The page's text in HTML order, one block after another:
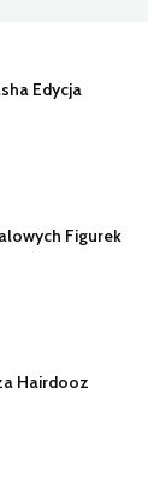
Edycja
Figurek
Hairdooz